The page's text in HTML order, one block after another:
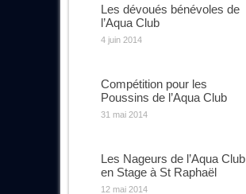
Les dévoués bénévoles de
l’Aqua Club
4 juin 2014
Compétition pour les
Poussins de l’Aqua Club
31 mai 2014
Les Nageurs de l’Aqua Club
en Stage à St Raphaël
12 mai 2014